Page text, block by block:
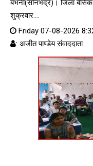
बभनी(सोनभद्र)। जिला
शुक्रवार....
Friday 07-08-2026
: अजीत पाण्डेय संवाददाता